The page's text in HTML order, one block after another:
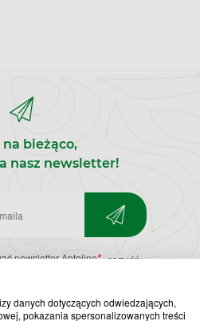
danych dotyczących odwiedzających,
pokazania spersonalizowanych treści
na bieżąco,
nasz newsletter!
newsletter Apteline* rozwiń>